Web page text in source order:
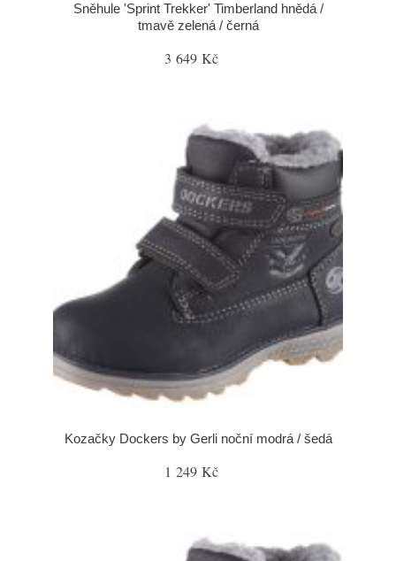
Sněhule 'Sprint Trekker' Timberland hnědá /
tmavě zelená / černá
3 649 Kč
Kozačky Dockers by Gerli noční modrá / šedá
1 249 Kč